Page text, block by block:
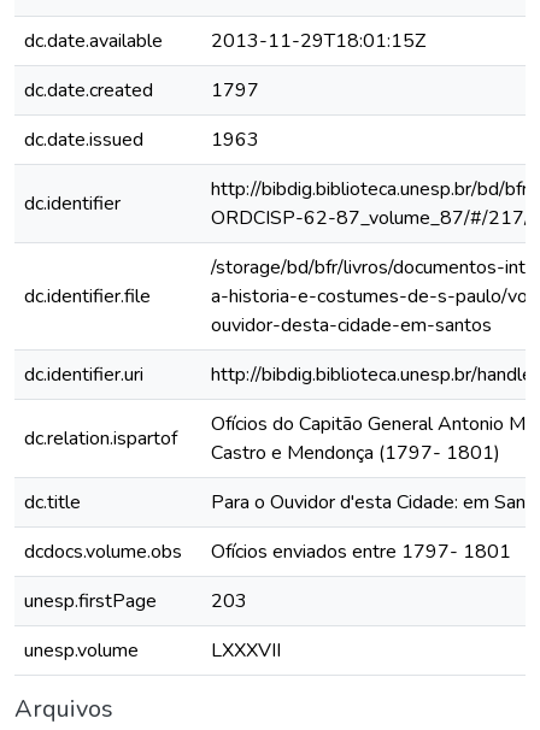
dc.date.available
2013-11-29T18:01:15Z
dc.date.created
1797
dc.date.issued
1963
dc.identifier
http://bibdig.biblioteca.unesp.br/bd/
ORDCISP-62-87_volume_87/#/217/
dc.identifier.file
/storage/bd/bfr/livros/documentos-
a-historia-e-costumes-de-s-paulo/
ouvidor-desta-cidade-em-santos
dc.identifier.uri
http://bibdig.biblioteca.unesp.br/
dc.relation.ispartof
Ofícios do Capitão General Antonio
Castro e Mendonça (1797- 1801)
dc.title
Para o Ouvidor d'esta Cidade: em
dcdocs.volume.obs
Ofícios enviados entre 1797- 1801
unesp.firstPage
203
unesp.volume
LXXXVII
Arquivos